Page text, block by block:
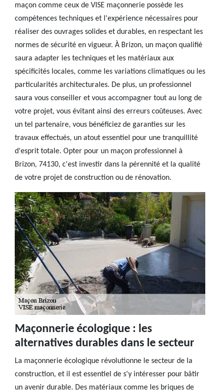
maçon comme ceux de VISE maçonnerie possède les
compétences techniques et l'expérience nécessaires pour
réaliser des ouvrages solides et durables, en respectant les
normes de sécurité en vigueur. À Brizon, un maçon qualifié
saura adapter les techniques et les matériaux aux
spécificités locales, comme les variations climatiques ou les
particularités architecturales. De plus, un professionnel
saura vous conseiller et vous accompagner tout au long de
votre projet, vous évitant ainsi des erreurs coûteuses. Avec
un tel partenaire, vous bénéficiez de garanties sur les
travaux effectués, un atout essentiel pour une tranquillité
d'esprit totale. Opter pour un maçon professionnel à
Brizon, 74130, c'est investir dans la pérennité et la qualité
de votre projet de construction ou de rénovation.
Maçonnerie écologique : les
alternatives durables dans le secteur
La maçonnerie écologique révolutionne le secteur de la
construction, et il est essentiel de s'y intéresser pour bâtir
un avenir durable. Des matériaux comme les briques de